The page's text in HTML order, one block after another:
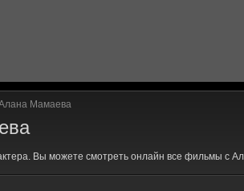
Мамаева
Вы можете смотреть онлайн все фильмы с